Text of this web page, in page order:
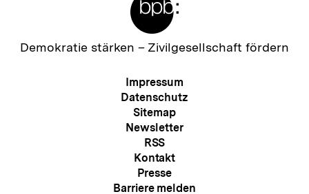
Zur
Demokratie stärken – Zivilgesellschaft fördern
Meta-
Navigation
Impressum
Datenschutz
Sitemap
Newsletter
RSS
Kontakt
Presse
Barriere melden